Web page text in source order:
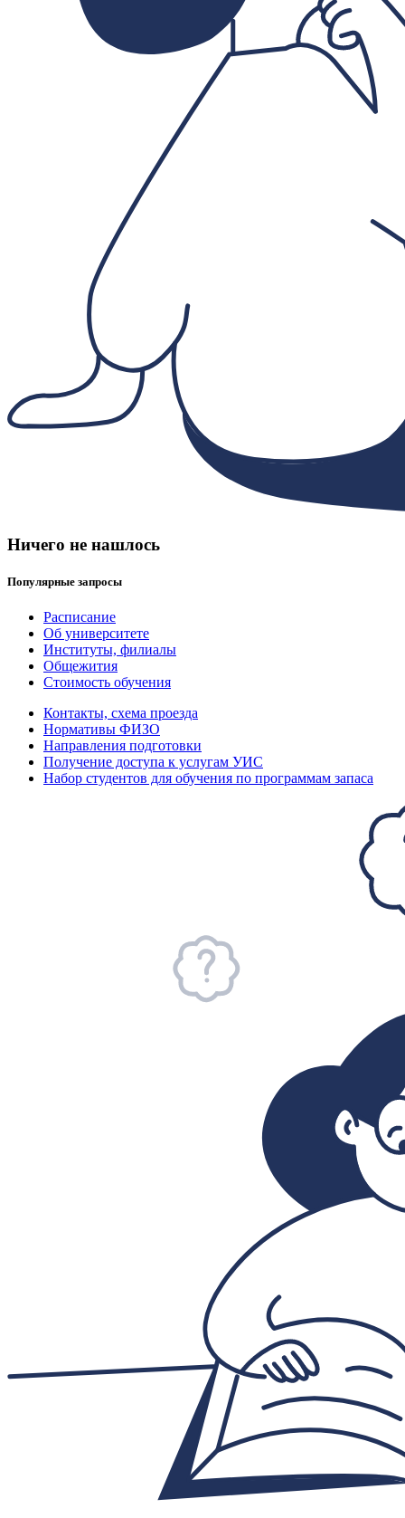
Ничего не нашлось
Популярные запросы
Расписание
Об университете
Институты, филиалы
Общежития
Стоимость обучения
Контакты, схема проезда
Нормативы ФИЗО
Направления подготовки
Получение доступа к услугам УИС
Набор студентов для обучения по программам запаса